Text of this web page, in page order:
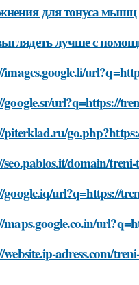
для тонуса мышц
лучше с
images.google.li/
google.sr/url?q=https://
piterklad.ru/
seo.pablos.it/domain/
google.iq/url?q=https://
maps.google.co.in/
adress.com/